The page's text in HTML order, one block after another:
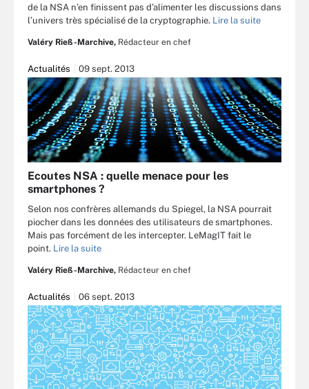
de la NSA n’en finissent pas d’alimenter les discussions dans
l’univers très spécialisé de la cryptographie. Lire la suite
Valéry Rieß-Marchive, Rédacteur en chef
Actualités 09 sept. 2013
Ecoutes NSA : quelle menace pour les
smartphones ?
Selon nos confrères allemands du Spiegel, la NSA pourrait
piocher dans les données des utilisateurs de smartphones.
Mais pas forcément de les intercepter. LeMagIT fait le
point. Lire la suite
Valéry Rieß-Marchive, Rédacteur en chef
Actualités 06 sept. 2013